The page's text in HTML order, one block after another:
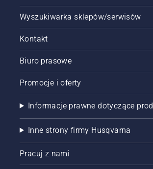
Wyszukiwarka sklepów/serwisów
Kontakt
Biuro prasowe
Promocje i oferty
Informacje prawne dotyczące
Inne strony firmy Husqvarna
Pracuj z nami